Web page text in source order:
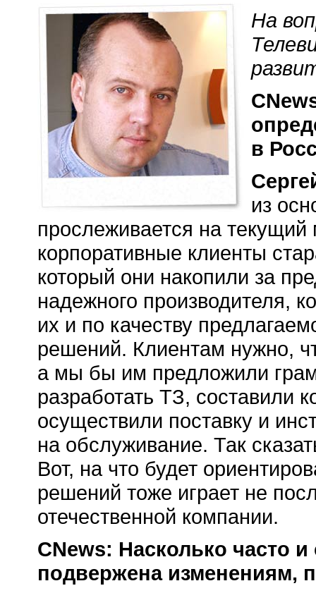
На
в
из
прослеживается на
корпоративные клиенты
который они накопили за
надежного производителя,
их и по качеству
решений. Клиентам нужно,
а мы бы им предложили
разработать ТЗ, составили
осуществили поставку и
на обслуживание. Так
Вот, на что будет
решений тоже играет не
отечественной компании.
CNews: Насколько часто
подвержена изменениям,